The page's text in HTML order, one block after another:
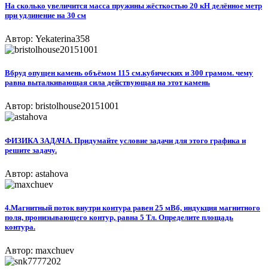
На сколько увеличится масса пружины жёсткостью 20 кН делённое метр
при удлинение на 30 см
Автор: Yekaterina358
Вбруд опущен камень объёмом 115 см.кубических и 300 грамом. чему
равна выталкивающая сила действующая на этот камень
Автор: bristolhouse20151001
ФИЗИКА ЗАДАЧА. Придумайте условие задачи для этого графика и
решите задачу.
Автор: astahova
4.Магнитный поток внутри контура равен 25 мВб, индукция магнитного
поля, пронизывающего контур, равна 5 Тл. Определите площадь
контура.
Автор: maxchuev